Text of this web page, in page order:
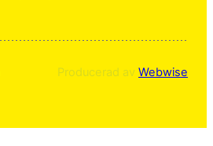
Producerad av Webwise